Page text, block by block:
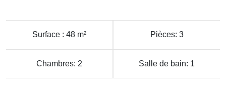
Surface : 48 m² Pièces: 3
Chambres: 2 Salle de bain: 1